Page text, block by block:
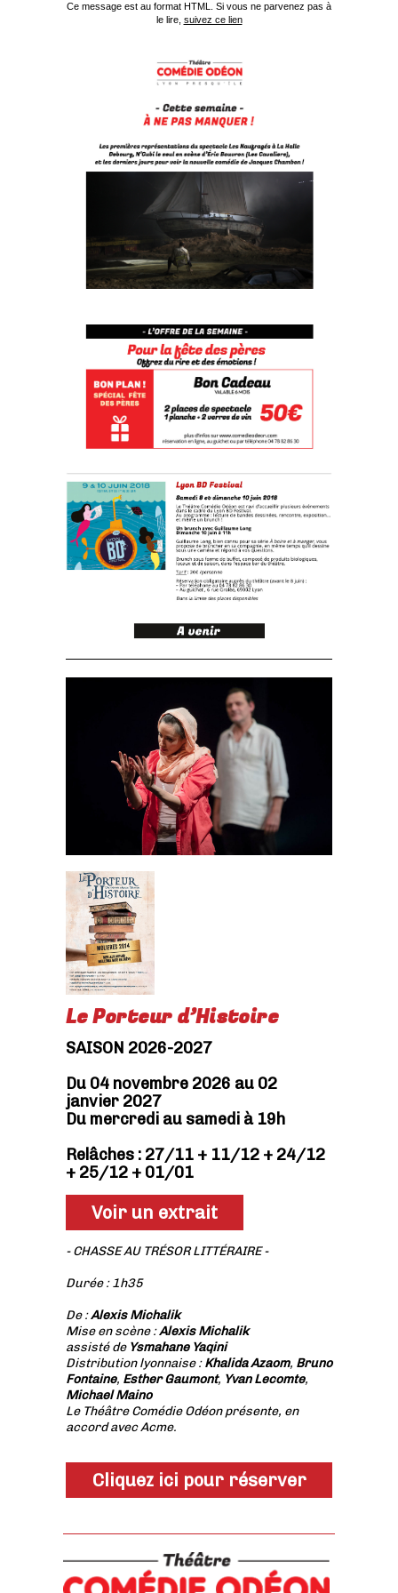
Ce message est au format HTML. Si vous ne parvenez pas à
le lire, suivez ce lien
Le Porteur d’Histoire
SAISON 2026-2027
Du 04 novembre 2026 au 02
janvier 2027
Du mercredi au samedi à 19h
Relâches : 27/11 + 11/12 + 24/12
+ 25/12 + 01/01
Voir un extrait
- CHASSE AU TRÉSOR LITTÉRAIRE -
Durée : 1h35
De :Alexis Michalik
Mise en scène :Alexis Michalik
assisté de Ysmahane Yaqini
Distribution lyonnaise :Khalida Azaom, Bruno
Fontaine, Esther Gaumont, Yvan Lecomte,
Michael Maino
Le Théâtre Comédie Odéon présente, en
accord avec Acme.
Cliquez ici pour réserver